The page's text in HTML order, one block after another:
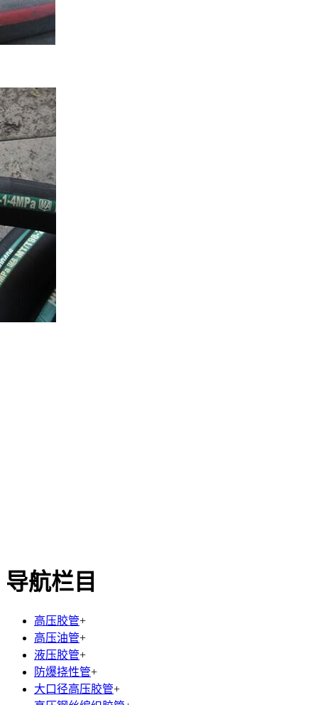
导航栏目
高压胶管+
高压油管+
液压胶管+
防爆挠性管+
大口径高压胶管+